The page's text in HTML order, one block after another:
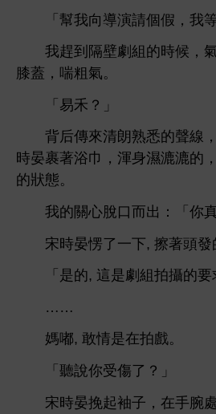
「幫
向導演請個假，
趕到隔壁劇組
候，
膝蓋，喘粗
。
「易禾？」
背后傳
清朗熟悉 線，
晏裹著浴巾，渾
濕漉漉 ，
狀態。
脫
而 ：「
宋
晏愣 , 擦著
「
, 劇組拍攝
……
媽嘟, 敢
拍戲。
「
受傷
？」
宋
晏挽起袖子， 腕